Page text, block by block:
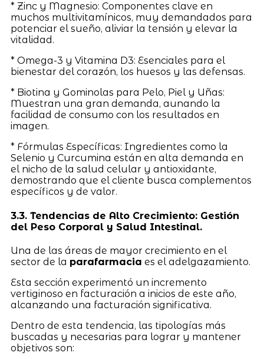
* Zinc y Magnesio: Componentes clave en
muchos multivitamínicos, muy demandados para
potenciar el sueño, aliviar la tensión y elevar la
vitalidad.
* Omega-3 y Vitamina D3: Esenciales para el
bienestar del corazón, los huesos y las defensas.
* Biotina y Gominolas para Pelo, Piel y Uñas:
Muestran una gran demanda, aunando la
facilidad de consumo con los resultados en
imagen.
* Fórmulas Específicas: Ingredientes como la
Selenio y Curcumina están en alta demanda en
el nicho de la salud celular y antioxidante,
demostrando que el cliente busca complementos
específicos y de valor.
3.3. Tendencias de Alto Crecimiento: Gestión
del Peso Corporal y Salud Intestinal.
Una de las áreas de mayor crecimiento en el
sector de la parafarmacia es el adelgazamiento.
Esta sección experimentó un incremento
vertiginoso en facturación a inicios de este año,
alcanzando una facturación significativa.
Dentro de esta tendencia, las tipologías más
buscadas y necesarias para lograr y mantener
objetivos son: